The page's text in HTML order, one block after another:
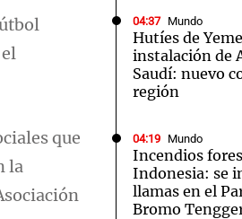
que
la
04:37 Mundo
Hutíes de
instalación de
Saudí: nuevo
región
04:19 Mundo
Incendios
Indonesia: se
llamas en el
Bromo